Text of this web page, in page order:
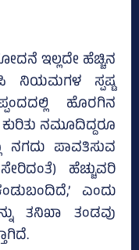
ಇಲ್ಲದೇ ಹೆಚ್ಚಿನ
ನಿಯಮಗಳ ಸ್ಪಷ್ಟ
ಹೊರಗಿನ
ನಮೂದಿದ್ದರೂ
ಪಾವತಿಸುವ
ಹೆಚ್ಚುವರಿ
ಎಂದು
ತನಿಖಾ ತಂಡವು